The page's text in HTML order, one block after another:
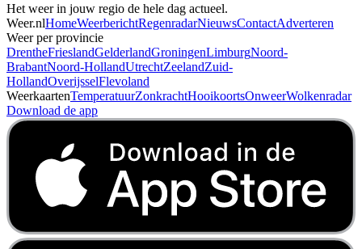
Het weer in jouw regio de hele dag actueel.
Weer.nlHomeWeerberichtRegenradarNieuwsContactAdverteren
Weer per provincie
DrentheFrieslandGelderlandGroningenLimburgNoord-
BrabantNoord-HollandUtrechtZeelandZuid-
HollandOverijsselFlevoland
WeerkaartenTemperatuurZonkrachtHooikoortsOnweerWolkenradar
Download de app